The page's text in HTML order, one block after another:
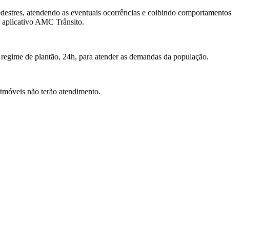
atendendo as eventuais ocorrências e coibindo comportamentos
aplicativo AMC Trânsito.
de plantão, 24h, para atender as demandas da população.
não terão atendimento.